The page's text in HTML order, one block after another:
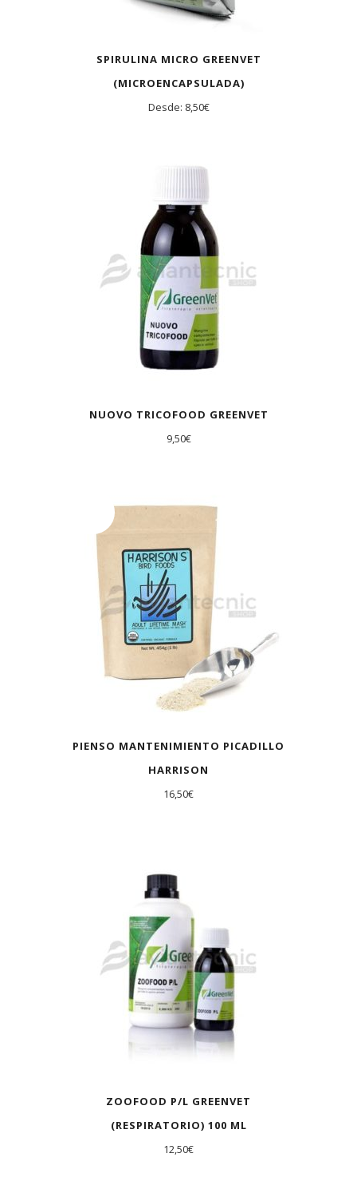
SPIRULINA MICRO GREENVET
(MICROENCAPSULADA)
Desde: 8,50€
NUOVO TRICOFOOD GREENVET
9,50€
AGOTADO
PIENSO MANTENIMIENTO PICADILLO
HARRISON
16,50€
ZOOFOOD P/L GREENVET
(RESPIRATORIO) 100 ML
12,50€